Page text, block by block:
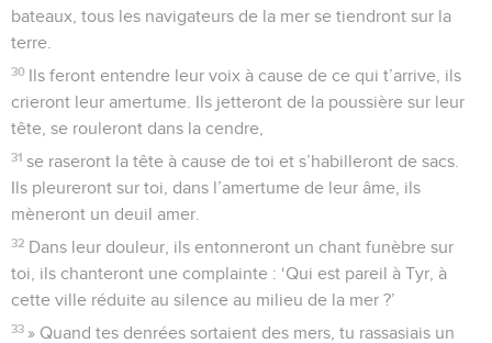
bateaux, tous les navigateurs de la mer se tiendront sur la
terre.
30 Ils feront entendre leur voix à cause de ce qui t’arrive, ils
crieront leur amertume. Ils jetteront de la poussière sur leur
tête, se rouleront dans la cendre,
31 se raseront la tête à cause de toi et s’habilleront de sacs.
Ils pleureront sur toi, dans l’amertume de leur âme, ils
mèneront un deuil amer.
32 Dans leur douleur, ils entonneront un chant funèbre sur
toi, ils chanteront une complainte : ‘Qui est pareil à Tyr, à
cette ville réduite au silence au milieu de la mer ?’
33 » Quand tes denrées sortaient des mers, tu rassasiais un